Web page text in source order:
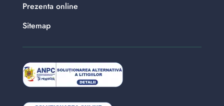
Prezenta online
Sitemap